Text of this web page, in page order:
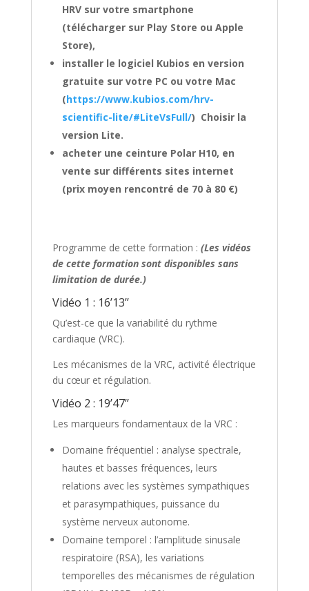
HRV sur votre smartphone
(télécharger sur Play Store ou Apple
Store),
installer le logiciel Kubios en version
gratuite sur votre PC ou votre Mac
(https://www.kubios.com/hrv-
scientific-lite/#LiteVsFull/) Choisir la
version Lite.
acheter une ceinture Polar H10, en
vente sur différents sites internet
(prix moyen rencontré de 70 à 80 €)
Programme de cette formation : (Les vidéos
de cette formation sont disponibles sans
limitation de durée.)
Vidéo 1 : 16’13’’
Qu’est-ce que la variabilité du rythme
cardiaque (VRC).
Les mécanismes de la VRC, activité électrique
du cœur et régulation.
Vidéo 2 : 19’47’’
Les marqueurs fondamentaux de la VRC :
Domaine fréquentiel : analyse spectrale,
hautes et basses fréquences, leurs
relations avec les systèmes sympathiques
et parasympathiques, puissance du
système nerveux autonome.
Domaine temporel : l’amplitude sinusale
respiratoire (RSA), les variations
temporelles des mécanismes de régulation